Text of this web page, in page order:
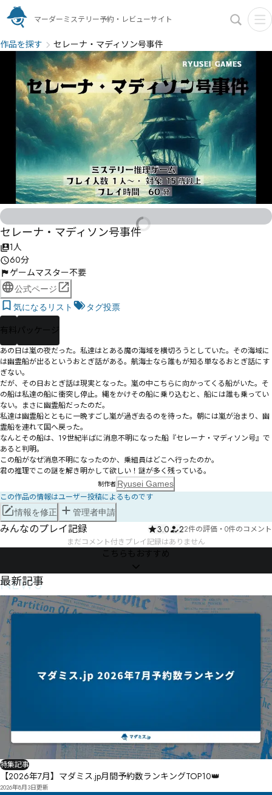
マーダーミステリー予約・レビューサイト
作品を探す セレーナ・マディソン号事件
セレーナ・マディソン号事件
1人
60分
ゲームマスター不要
公式ページ
気になるリスト
タグ投票
有料 パッケージ
あの日は嵐の夜だった。私達はとある魔の海域を横切ろうとしていた。その海域に
は幽霊船が出るというおとぎ話がある。航海士なら誰もが知る単なるおとぎ話にす
ぎない。
だが、その日おとぎ話は現実となった。嵐の中こちらに向かってくる船がいた。そ
の船は私達の船に衝突し停止。縄をかけその船に乗り込むと、船には誰も乗ってい
ない。まさに幽霊船だったのだ。
私達は幽霊船とともに一晩すごし嵐が過ぎ去るのを待った。朝には嵐が治まり、幽
霊船を連れて国へ戻った。
なんとその船は、19世紀半ばに消息不明になった船『セレーナ・マディソン号』で
あると判明。
この船がなぜ消息不明になったのか、乗組員はどこへ行ったのか。
君の推理でこの謎を解き明かして欲しい！謎が多く残っている。
制作者 Ryusei Games
この作品の情報はユーザー投稿によるものです
情報を修正 管理者申請
みんなのプレイ記録 3.0 22件の評価 ・ 0件のコメント
まだコメント付きプレイ記録はありません
こちらもおすすめ
NEWS
最新記事
特集記事
【2026年7月】マダミス.jp月間予約数ランキングTOP10👑
2026年8月3日更新